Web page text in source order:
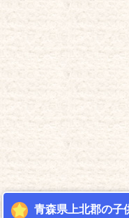
青森県上北郡の子